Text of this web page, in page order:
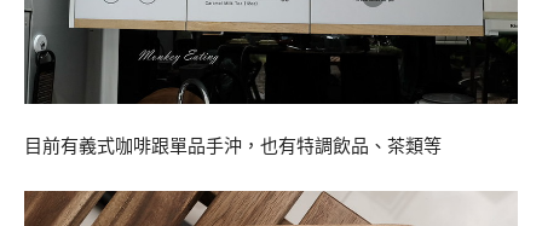
目前有義式咖啡跟單品手沖，也有特調飲品、茶類等